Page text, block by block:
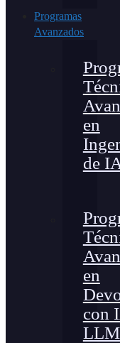
Programas
Avanzados
en
de
en
con